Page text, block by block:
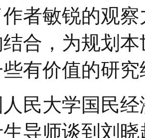
者敏锐的观
合，为规划
有价值的研究
大学国民经
导师谈到刘